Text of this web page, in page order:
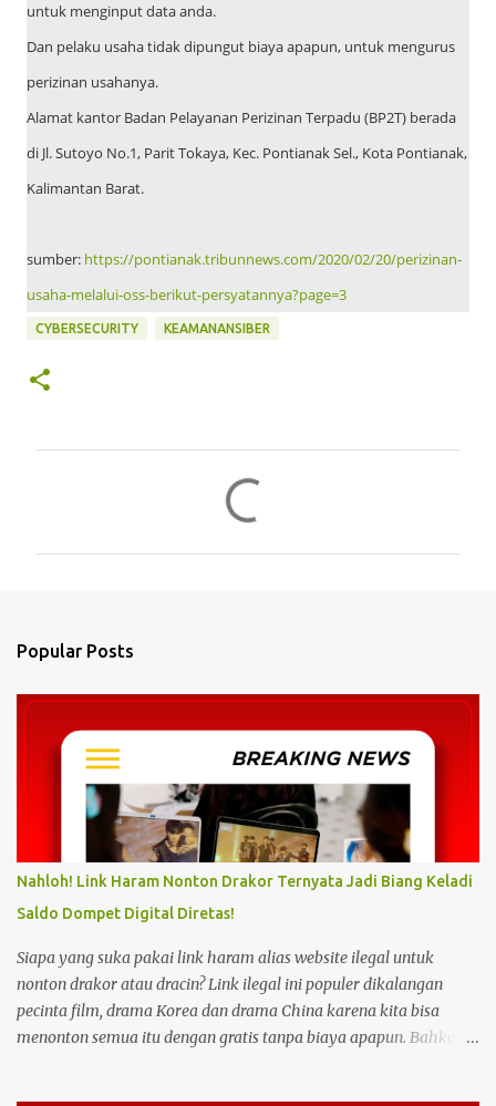
untuk menginput data anda.
Dan pelaku usaha tidak dipungut biaya apapun, untuk mengurus
perizinan usahanya.
Alamat kantor Badan Pelayanan Perizinan Terpadu (BP2T) berada
di Jl. Sutoyo No.1, Parit Tokaya, Kec. Pontianak Sel., Kota Pontianak,
Kalimantan Barat.
sumber: https://pontianak.tribunnews.com/2020/02/20/perizinan-
usaha-melalui-oss-berikut-persyatannya?page=3
CYBERSECURITY KEAMANANSIBER
s
Popular Posts
Nahloh! Link Haram Nonton Drakor Ternyata Jadi Biang Keladi
Saldo Dompet Digital Diretas!
Siapa yang suka pakai link haram alias website ilegal untuk
nonton drakor atau dracin? Link ilegal ini populer dikalangan
pecinta film, drama Korea dan drama China karena kita bisa
menonton semua itu dengan gratis tanpa biaya apapun. Bahkan